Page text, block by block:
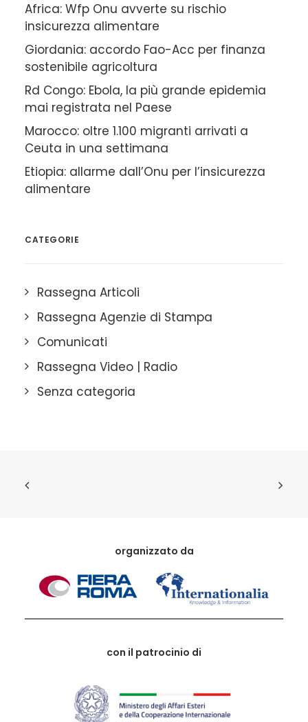
Africa: Wfp Onu avverte su rischio
insicurezza alimentare
Giordania: accordo Fao-Acc per finanza
sostenibile agricoltura
Rd Congo: Ebola, la più grande epidemia
mai registrata nel Paese
Marocco: oltre 1.100 migranti arrivati a
Ceuta in una settimana
Etiopia: allarme dall’Onu per l’insicurezza
alimentare
CATEGORIE
Rassegna Articoli
Rassegna Agenzie di Stampa
Comunicati
Rassegna Video | Radio
Senza categoria
organizzato da
con il patrocinio di